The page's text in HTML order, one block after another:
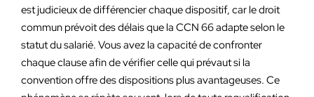
est judicieux de différencier chaque dispositif, car le droit
commun prévoit des délais que la CCN 66 adapte selon le
statut du salarié. Vous avez la capacité de confronter
chaque clause afin de vérifier celle qui prévaut si la
convention offre des dispositions plus avantageuses. Ce